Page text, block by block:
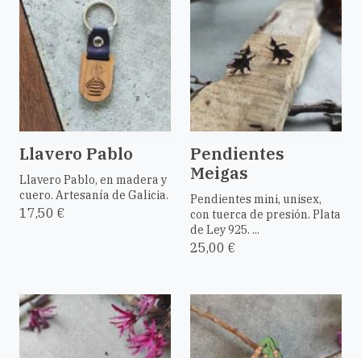
Llavero Pablo
Llavero Pablo, en madera y
cuero. Artesanía de Galicia.
17,50 €
Pendientes
Meigas
Pendientes mini, unisex,
con tuerca de presión. Plata
de Ley 925. ...
25,00 €